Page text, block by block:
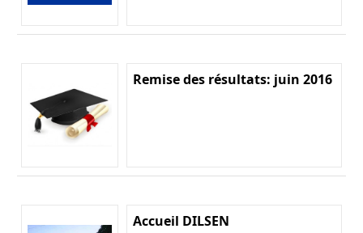
Remise des résultats: juin 2016
Accueil DILSEN